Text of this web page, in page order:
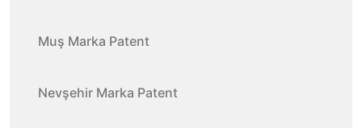
Muş Marka Patent
Nevşehir Marka Patent